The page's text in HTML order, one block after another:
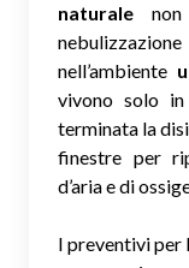
naturale non
nell’ambiente
vivono solo
terminata la
finestre per
d’aria e di
I preventivi per